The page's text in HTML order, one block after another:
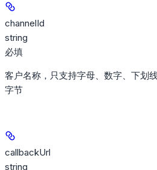
channelId
string
必填
客户名称，只支持字母、数字、下划
字节
callbackUrl
string